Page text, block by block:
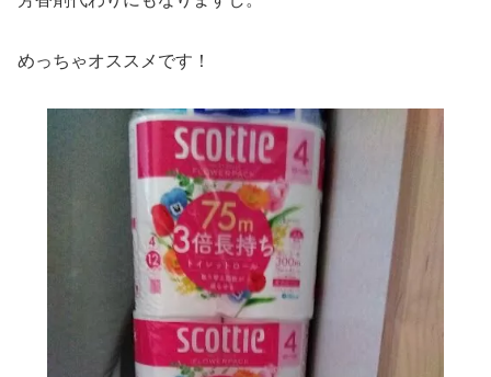
めっちゃオススメです！